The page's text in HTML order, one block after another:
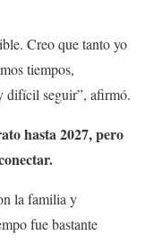
Creo que tanto yo
tiempos,
difícil seguir”, afirmó.
hasta 2027, pero
la familia y
fue bastante